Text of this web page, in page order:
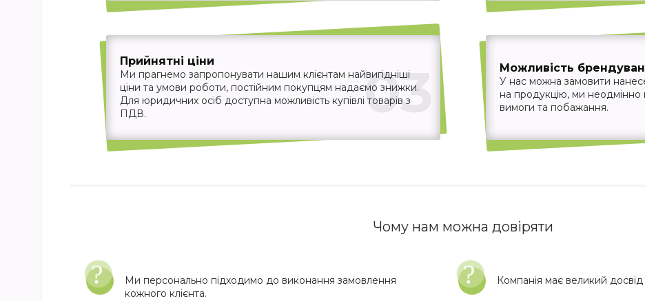
03
Прийнятні ціни
Ми прагнемо запропонувати нашим клієнтам найвигідніші
ціни та умови роботи, постійним покупцям надаємо знижки.
Для юридичних осіб доступна можливість купівлі товарів з
ПДВ.
Можливість
У нас можна замовити
на продукцію, ми неодмінно
вимоги та побажання.
Чому нам можна довіряти
Ми персонально підходимо до виконання замовлення
кожного клієнта.
Компанія має великий досвід